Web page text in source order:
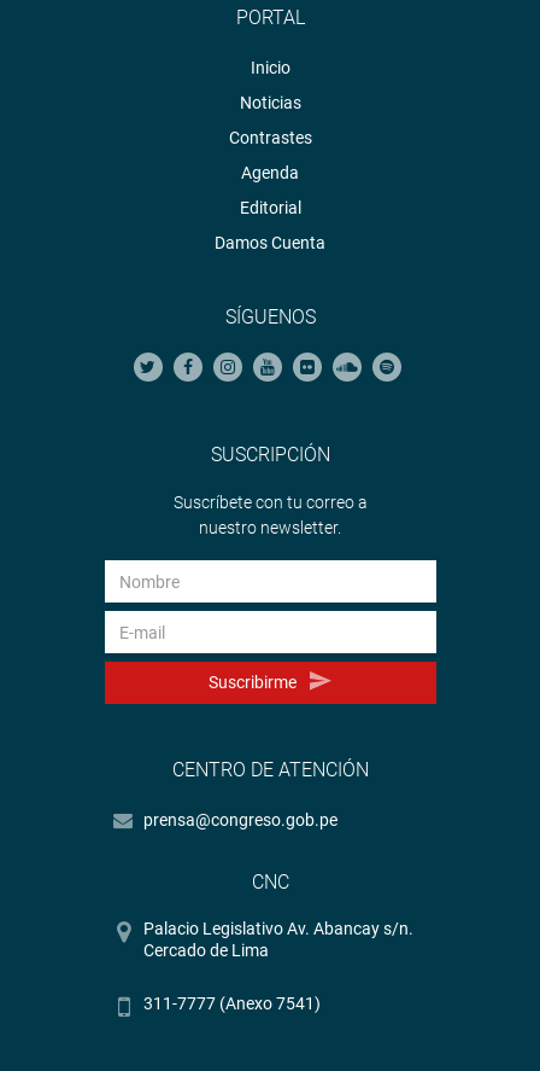
PORTAL
Inicio
Noticias
Contrastes
Agenda
Editorial
Damos Cuenta
SÍGUENOS
SUSCRIPCIÓN
Suscríbete con tu correo a
nuestro newsletter.
Suscribirme
CENTRO DE ATENCIÓN
prensa@congreso.gob.pe
CNC
Palacio Legislativo Av. Abancay s/n.
Cercado de Lima
311-7777 (Anexo 7541)